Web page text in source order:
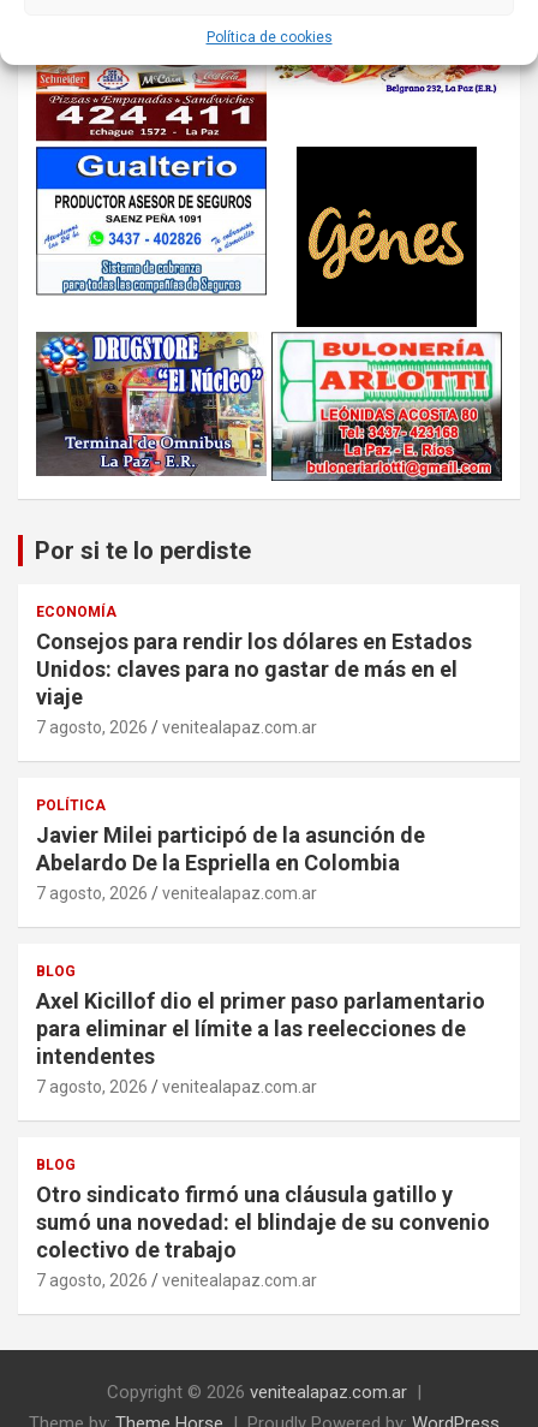
Política de cookies
Por si te lo perdiste
ECONOMÍA
Consejos para rendir los dólares en Estados
Unidos: claves para no gastar de más en el
viaje
7 agosto, 2026 venitealapaz.com.ar
POLÍTICA
Javier Milei participó de la asunción de
Abelardo De la Espriella en Colombia
7 agosto, 2026 venitealapaz.com.ar
BLOG
Axel Kicillof dio el primer paso parlamentario
para eliminar el límite a las reelecciones de
intendentes
7 agosto, 2026 venitealapaz.com.ar
BLOG
Otro sindicato firmó una cláusula gatillo y
sumó una novedad: el blindaje de su convenio
colectivo de trabajo
7 agosto, 2026 venitealapaz.com.ar
Copyright © 2026 venitealapaz.com.ar